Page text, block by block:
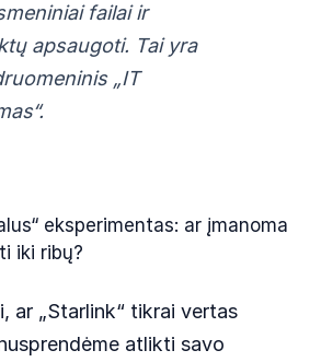
failai ir
apsaugoti. Tai yra
„IT
eksperimentas: ar įmanoma
iki ribų?
ar „Starlink“ tikrai vertas
atlikti savo